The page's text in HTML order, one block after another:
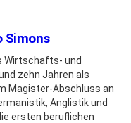
Simons
Wirtschafts- und
zehn Jahren als
Magister-Abschluss an
Anglistik und
ersten beruflichen